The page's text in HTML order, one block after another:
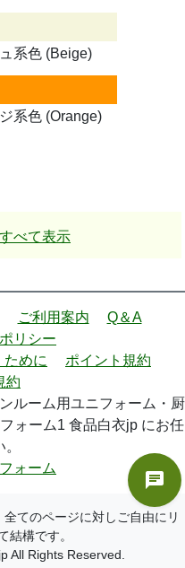
系色 (Beige)
系色 (Orange)
べて表示
ご利用案内
Q＆A
リシー
めに
ポイント規約
約
ルーム用ユニフォーム・厨
ォーム1 食品白衣jp にお任
ォーム
てのページに対しご自由にリ
結構です。
All Rights Reserved.